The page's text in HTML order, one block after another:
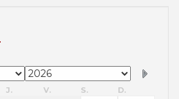
J. V. S.
D.